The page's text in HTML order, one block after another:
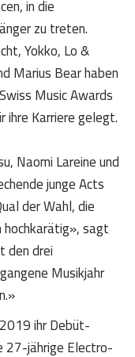
in die
zu treten.
Yokko, Lo &
Marius Bear haben
Music Awards
ihre Karriere gelegt.
Naomi Lareine und
junge Acts
der Wahl, die
sagt
den drei
Musikjahr
ihr Debüt-
27-jährige Electro-